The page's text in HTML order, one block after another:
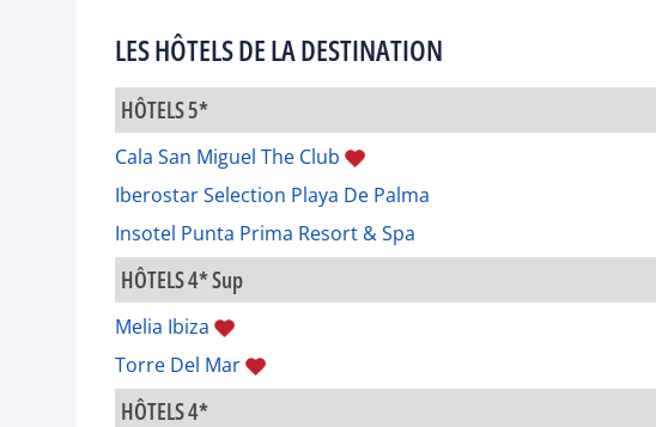
LES HÔTELS DE LA DESTINATION
HÔTELS 5*
Cala San Miguel The Club
Iberostar Selection Playa De Palma
Insotel Punta Prima Resort & Spa
HÔTELS 4* Sup
Melia Ibiza
Torre Del Mar
HÔTELS 4*